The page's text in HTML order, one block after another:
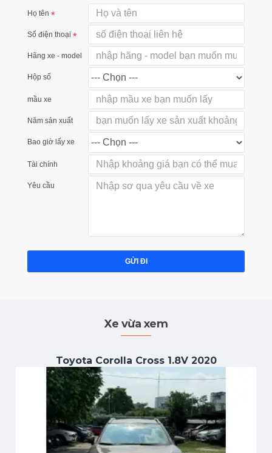
Họ tên
Số điện thoại
Hãng xe - model
Hộp số
mầu xe
Năm sản xuất
Bao giờ lấy xe
Tài chính
Yêu cầu
GỬI ĐI
Xe vừa xem
Toyota Corolla Cross 1.8V 2020